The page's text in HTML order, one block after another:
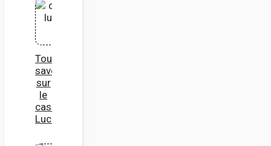
Tout
savoir
sur
le
casino
Lucky8